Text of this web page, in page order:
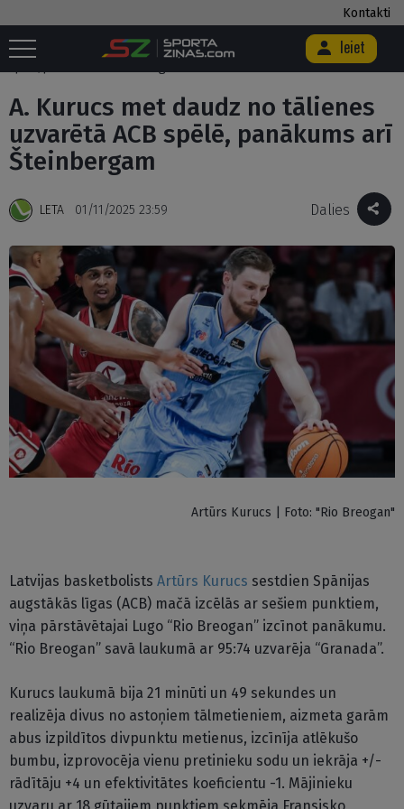
Kontakti
Ieiet
Sākums Basketbols / A. Kurucs met daudz no tālienes uzvarētā ACB
A. Kurucs met daudz no tālienes
uzvarētā ACB spēlē, panākums arī
Šteinbergam
LETA 01/11/2025 23:59 Dalies
Artūrs Kurucs | Foto: "Rio Breogan"
Latvijas basketbolists Artūrs Kurucs sestdien Spānijas
augstākās līgas (ACB) mačā izcēlās ar sešiem punktiem,
viņa pārstāvētajai Lugo “Rio Breogan” izcīnot panākumu.
“Rio Breogan” savā laukumā ar 95:74 uzvarēja “Granada”.
Kurucs laukumā bija 21 minūti un 49 sekundes un
realizēja divus no astoņiem tālmetieniem, aizmeta garām
abus izpildītos divpunktu metienus, izcīnīja atlēkušo
bumbu, izprovocēja vienu pretinieku sodu un iekrāja +/-
rādītāju +4 un efektivitātes koeficientu -1. Mājinieku